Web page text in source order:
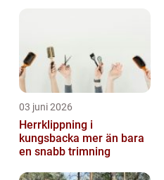
03 juni 2026
Herrklippning i
kungsbacka mer än bara
en snabb trimning